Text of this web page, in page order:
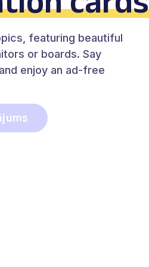
featuring beautiful
or boards. Say
enjoy an ad-free